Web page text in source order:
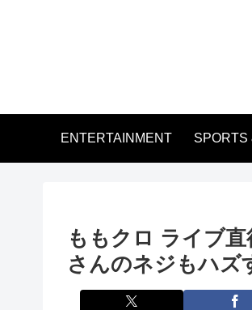
ENTERTAINMENT SPORTS
ももクロ ライブ
さんのネジもハズ